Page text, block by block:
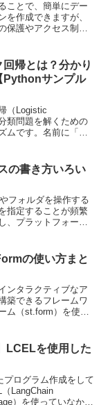
ことで、簡単にデー
を作成できますが、
保護やアクセス制限
で、簡単に認...
回帰とは？分かり
Pythonサンプル
（Logistic
類問題を解くための
ムです。名前に「回
ティック回帰は、確
の書き方いろい
フォルダを操作する
指定することが頻繁
、プラットフォーム
Pythonにおけるパ
の使い方まと
ンタラクティブなア
築できるフレームワ
ム（st.form）を使用
ーザー体験の向上に
LCELを使用した
プログラム作成をして
LangChain
）を使っていなかっ